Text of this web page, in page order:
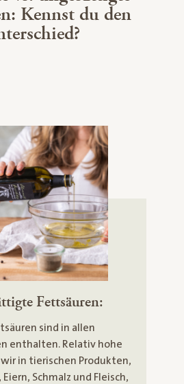
Kennst du den
Fettsäuren:
sind in allen
enthalten. Relativ hohe
in tierischen Produkten,
Schmalz und Fleisch,